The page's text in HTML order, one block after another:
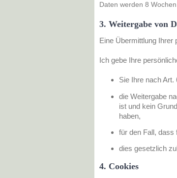
Daten werden 8
3. Weitergabe von
Eine Übermittlung Ihrer
Ich gebe Ihre
Sie Ihre nach
die Weitergabe
ist und kein
haben,
für den Fall, dass
dies gesetzlich
4. Cookies